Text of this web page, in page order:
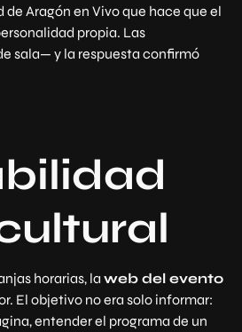
Aragón en Vivo que hace que el
propia. Las
sala— y la respuesta confirmó
horarias, la web del evento
El objetivo no era solo informar:
entender el programa de un